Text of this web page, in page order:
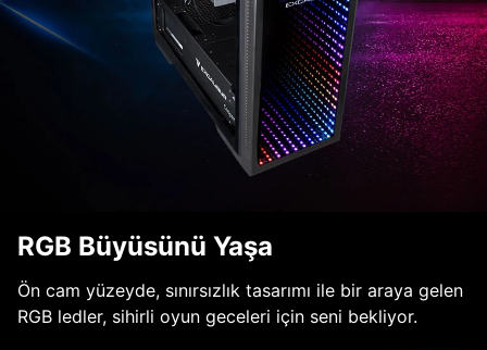
RGB Büyüsünü Yaşa
Ön cam yüzeyde, sınırsızlık tasarımı ile bir araya gelen
RGB ledler, sihirli oyun geceleri için seni bekliyor.